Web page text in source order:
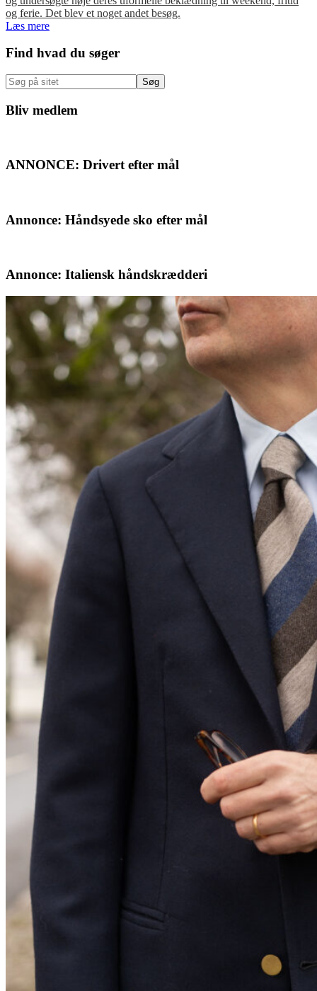
og ferie. Det blev et noget andet besøg.
Læs mere
Primær
Sidebar
Find hvad du søger
Søg
på
sitet
Bliv medlem
ANNONCE: Drivert efter mål
Annonce: Håndsyede sko efter mål
Annonce: Italiensk håndskrædderi